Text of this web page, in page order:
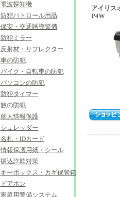
アイリ
P4W
電波探知機
防犯パトロール用品
保安・交通誘導警備
防犯ミラー
反射材・リフレクター
車の防犯
バイク・自転車の防犯
パソコンの防犯
防犯タイマー
旅の防犯
個人情報保護
シュレッダー
名札・IDカード
情報保護用紙・シール
振込詐欺対策
キーボックス・カギ保管箱
ドアホン
家庭用警備システム